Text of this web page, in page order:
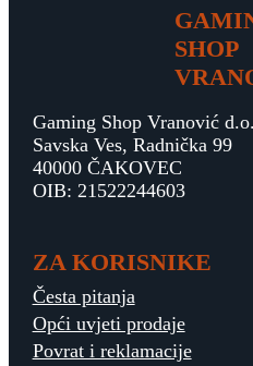
SHOP
Gaming Shop Vranović
Savska Ves, Radnička 99
40000 ČAKOVEC
OIB: 21522244603
ZA KORISNIKE
Česta pitanja
Opći uvjeti prodaje
Povrat i reklamacije